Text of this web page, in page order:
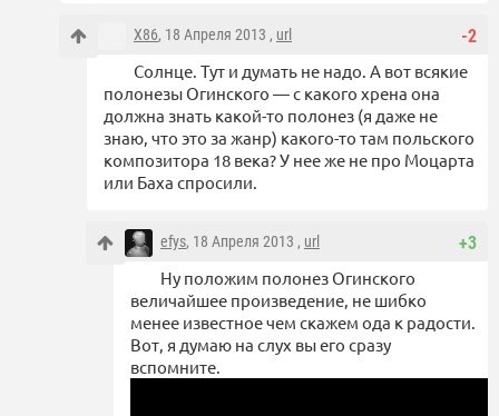
-2
X86, 18 Апреля 2013 , url
Солнце. Тут и думать не надо. А вот всякие
полонезы Огинского — с какого хрена она
должна знать какой-то полонез (я даже не
знаю, что это за жанр) какого-то там польского
композитора 18 века? У нее же не про Моцарта
или Баха спросили.
+3
efys, 18 Апреля 2013 , url
Ну положим полонез Огинского
величайшее произведение, не шибко
менее известное чем скажем ода к радости.
Вот, я думаю на слух вы его сразу
вспомните.